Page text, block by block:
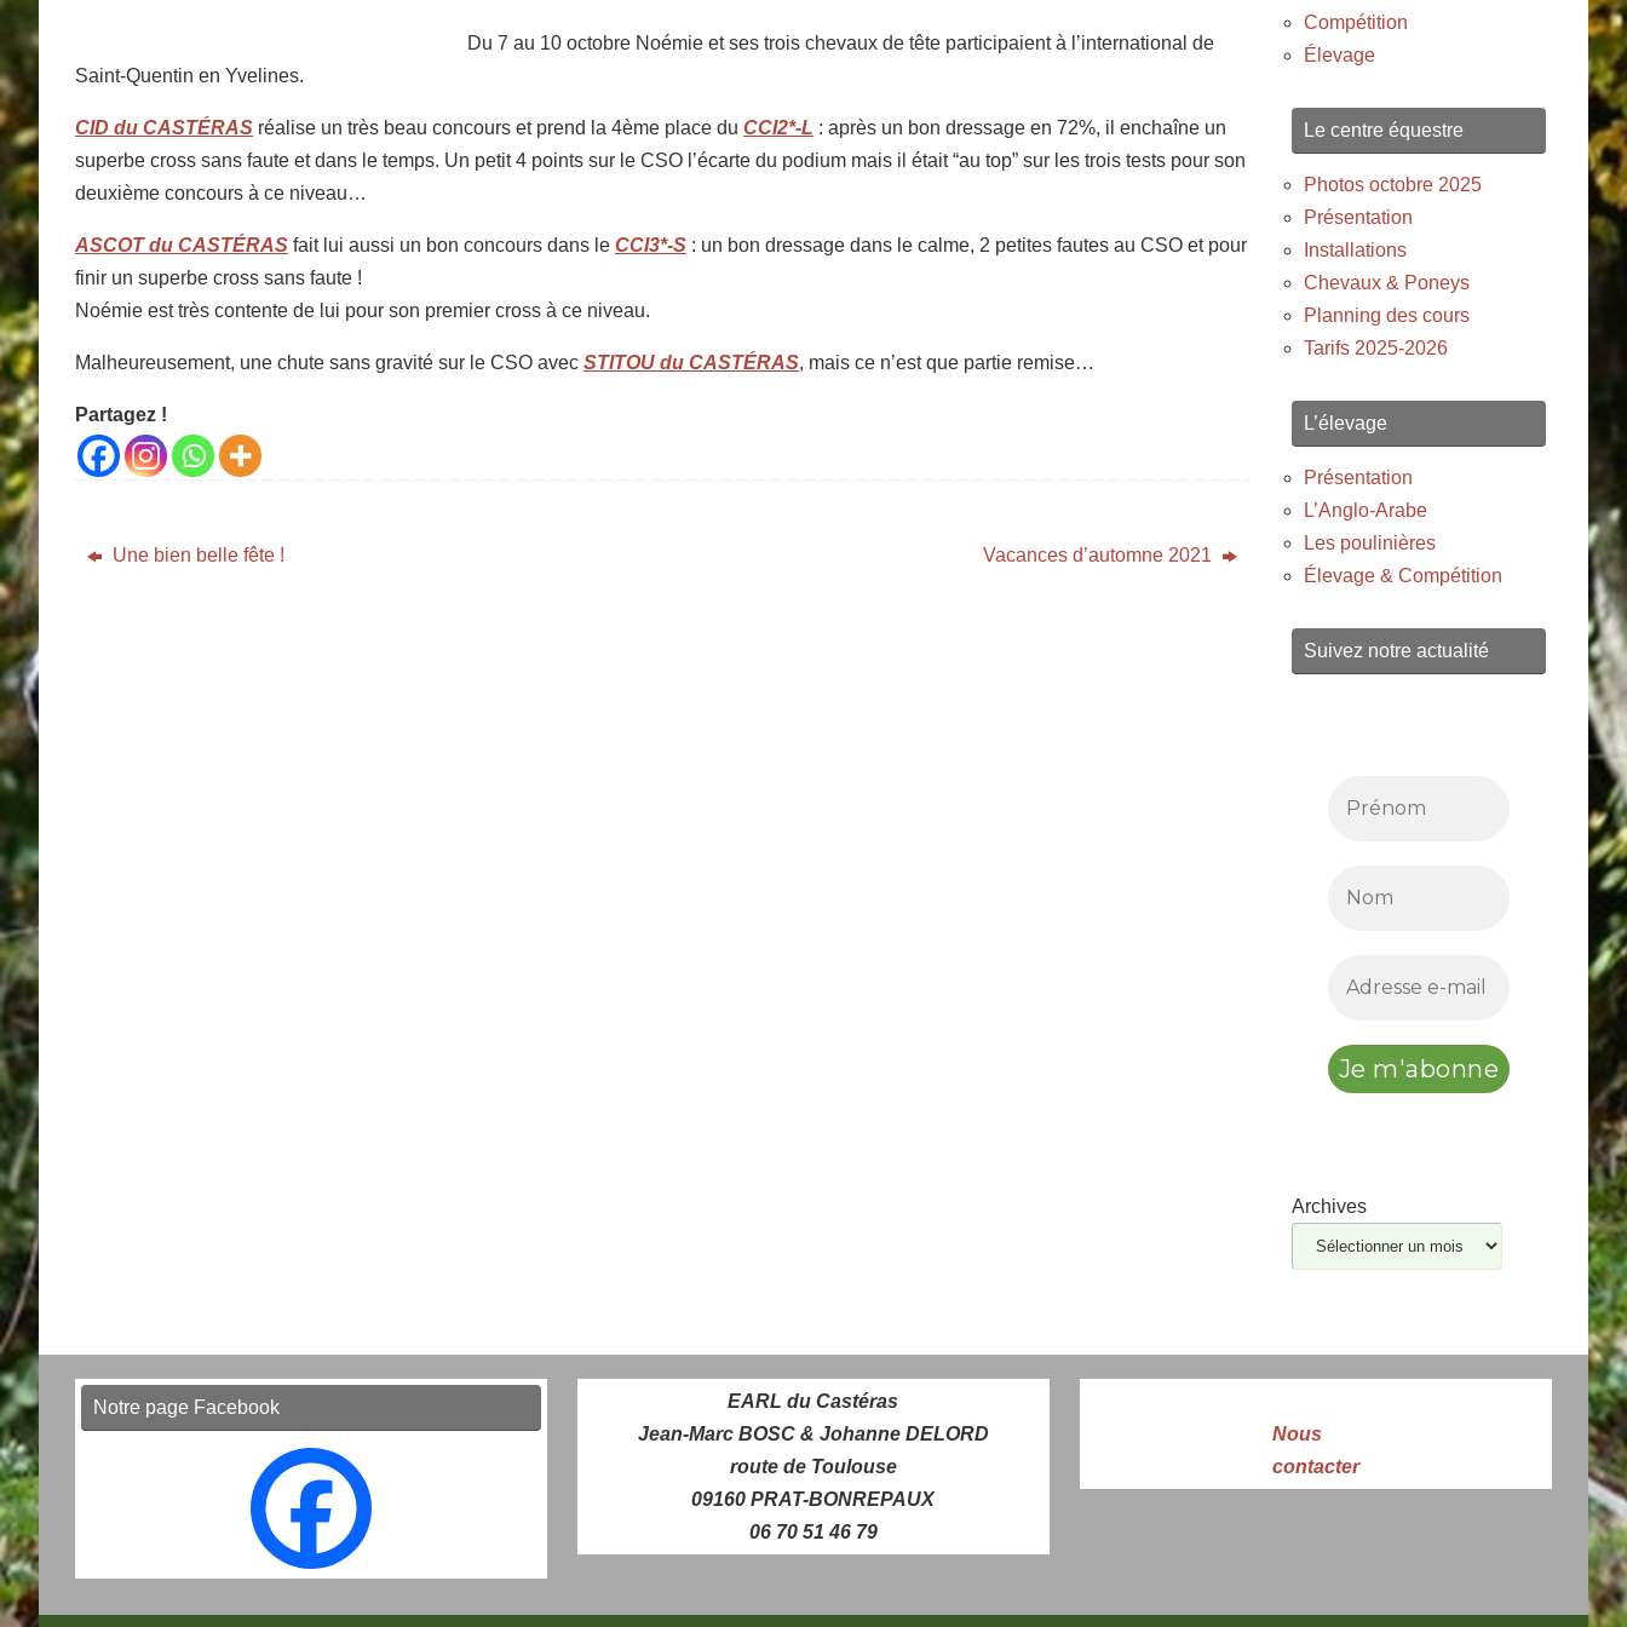
Du 7 au 10 octobre Noémie et ses trois chevaux de tête participaient à l’international de
Saint-Quentin en Yvelines.
CID du CASTÉRAS réalise un très beau concours et prend la 4ème place du CCI2*-L : après un bon dressage en 72%, il enchaîne un
superbe cross sans faute et dans le temps. Un petit 4 points sur le CSO l’écarte du podium mais il était “au top” sur les trois tests pour son
deuxième concours à ce niveau…
ASCOT du CASTÉRAS fait lui aussi un bon concours dans le CCI3*-S : un bon dressage dans le calme, 2 petites fautes au CSO et pour
finir un superbe cross sans faute !
Noémie est très contente de lui pour son premier cross à ce niveau.
Malheureusement, une chute sans gravité sur le CSO avec STITOU du CASTÉRAS, mais ce n’est que partie remise…
Partagez !
Une bien belle fête ! Vacances d’automne 2021
Compétition
Élevage
Le centre équestre
Photos octobre 2025
Présentation
Installations
Chevaux & Poneys
Planning des cours
Tarifs 2025-2026
L’élevage
Présentation
L’Anglo-Arabe
Les poulinières
Élevage & Compétition
Suivez notre actualité
Archives
Notre page Facebook
EARL du Castéras
Jean-Marc BOSC & Johanne DELORD
route de Toulouse
09160 PRAT-BONREPAUX
06 70 51 46 79
Nous
contacter